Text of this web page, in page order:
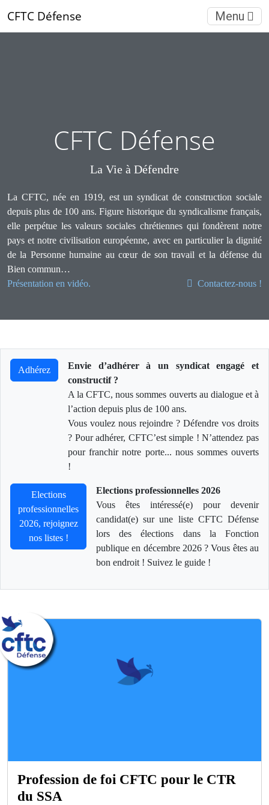
CFTC Défense Menu
CFTC Défense
La Vie à Défendre
La CFTC, née en 1919, est un syndicat de construction sociale
depuis plus de 100 ans. Figure historique du syndicalisme français,
elle perpétue les valeurs sociales chrétiennes qui fondèrent notre
pays et notre civilisation européenne, avec en particulier la dignité
de la Personne humaine au cœur de son travail et la défense du
Bien commun…
Présentation en vidéo.
Contactez-nous !
Adhérez
Envie d’adhérer à un syndicat engagé et
constructif ?
A la CFTC, nous sommes ouverts au dialogue et à
l’action depuis plus de 100 ans.
Vous voulez nous rejoindre ? Défendre vos droits
? Pour adhérer, CFTC’est simple ! N’attendez pas
pour franchir notre porte... nous sommes ouverts
!
Elections
professionnelles
2026, rejoignez
nos listes !
Elections professionnelles 2026
Vous êtes intéressé(e) pour devenir
candidat(e) sur une liste CFTC Défense
lors des élections dans la Fonction
publique en décembre 2026 ? Vous êtes au
bon endroit ! Suivez le guide !
Profession de foi CFTC pour le CTR
du SSA